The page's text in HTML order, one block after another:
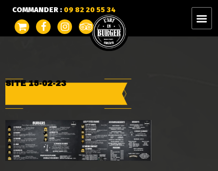
COMMANDER : 09 82 20 55 34
SITE 15-02-23